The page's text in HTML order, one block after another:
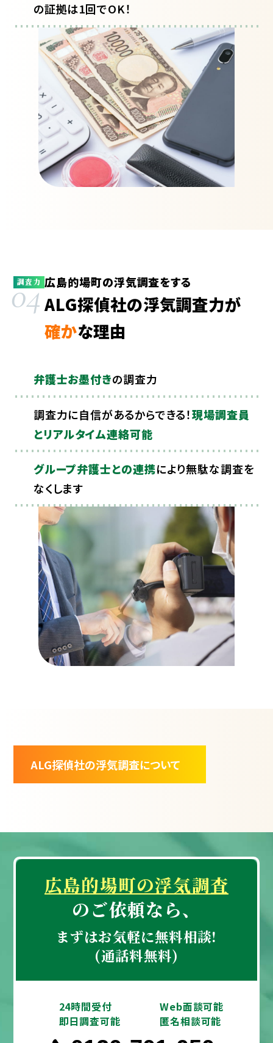
の証拠は1回でOK！
調査力
04広島的場町の浮気調査をする
ALG探偵社の浮気調査力が
確かな理由
弁護士お墨付きの調査力
調査力に自信があるからできる！現場調査員
とリアルタイム連絡可能
グループ弁護士との連携により無駄な調査を
なくします
ALG探偵社の浮気調査について
広島的場町の浮気調査
のご依頼なら、
まずはお気軽に無料相談!
(通話料無料)
24時間受付
Web面談可能
即日調査可能
匿名相談可能